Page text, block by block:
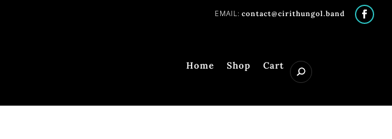
contact@cirithungol.band
Home Shop Cart